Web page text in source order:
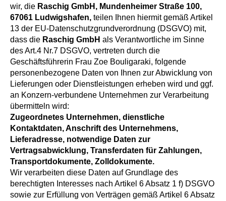
wir, die Raschig GmbH, Mundenheimer Straße 100,
67061 Ludwigshafen, teilen Ihnen hiermit gemäß Artikel
13 der EU-Datenschutzgrundverordnung (DSGVO) mit,
dass die Raschig GmbH als Verantwortliche im Sinne
des Art.4 Nr.7 DSGVO, vertreten durch die
Geschäftsführerin Frau Zoe Bouligaraki, folgende
personenbezogene Daten von Ihnen zur Abwicklung von
Lieferungen oder Dienstleistungen erheben wird und ggf.
an Konzern-verbundene Unternehmen zur Verarbeitung
übermitteln wird:
Zugeordnetes Unternehmen, dienstliche
Kontaktdaten, Anschrift des Unternehmens,
Lieferadresse, notwendige Daten zur
Vertragsabwicklung, Transferdaten für Zahlungen,
Transportdokumente, Zolldokumente.
Wir verarbeiten diese Daten auf Grundlage des
berechtigten Interesses nach Artikel 6 Absatz 1 f) DSGVO
sowie zur Erfüllung von Verträgen gemäß Artikel 6 Absatz